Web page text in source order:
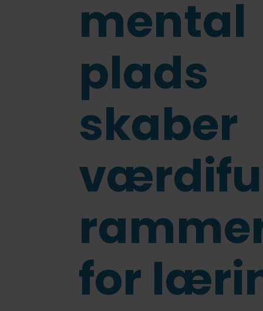
mental
plads
skaber
for
Lovpligtige oplysninger